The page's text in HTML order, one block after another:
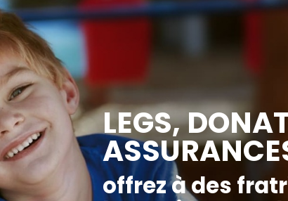
Ainsi, l’un de nos objectifs
d’une commune n’aient
à caractère social, mais cinq
avec de nouveaux petits
participation, le dynamisme
Soyez présent à